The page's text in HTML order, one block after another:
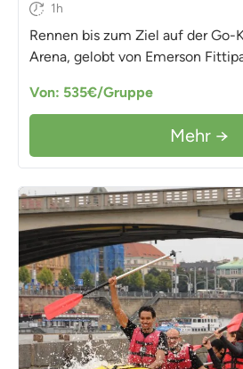
1h
Rennen bis zum Ziel auf der Go-
Arena, gelobt von Emerson
Von: 535€/Gruppe
Mehr →